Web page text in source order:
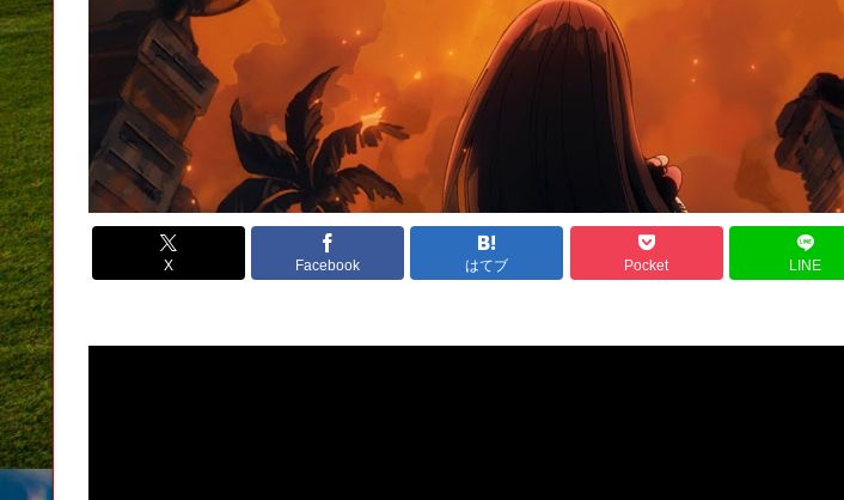
X Facebook はてブ Pocket LINE